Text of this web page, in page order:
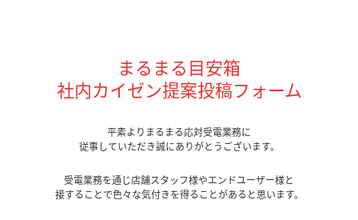
まるまる目安箱
社内カイゼン提案投稿フォーム
平素よりまるまる応対受電業務に
従事していただき誠にありがとうございます。
受電業務を通じ店舗スタッフ様やエンドユーザー様と
接することで色々な気付きを得ることがあると思います。